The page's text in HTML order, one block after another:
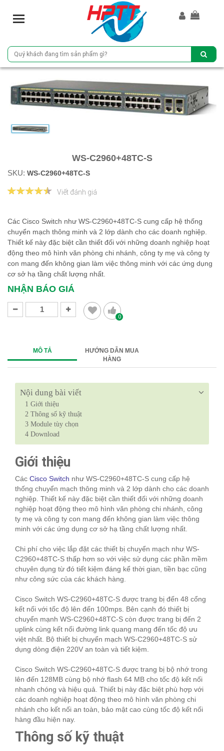
T
l
e
n
a
v
g
o
WS-C2960+48TC-S
SKU: WS-C2960+48TC-S
Viết đánh giá
Các Cisco Switch như WS-C2960+48TC-S cung cấp hệ thống
chuyển mạch thông minh và 2 lớp dành cho các doanh nghiệp.
Thiết kế này đặc biệt cần thiết đối với những doanh nghiệp hoạt
động theo mô hình văn phòng chi nhánh, công ty mẹ và công ty
con mang đến không gian làm việc thông minh với các ứng dụng
cơ sở hạ tầng chất lượng nhất.
NHẬN BÁO GIÁ
0
MÔ TẢ
HƯỚNG DẪN MUA
HÀNG
Nội dung bài viết
1 Giới thiệu
2 Thông số kỹ thuật
3 Module tùy chọn
4 Download
Giới thiệu
Các Cisco Switch như WS-C2960+48TC-S cung cấp hệ
thống chuyển mạch thông minh và 2 lớp dành cho các doanh
nghiệp. Thiết kế này đặc biệt cần thiết đối với những doanh
nghiệp hoạt động theo mô hình văn phòng chi nhánh, công
ty mẹ và công ty con mang đến không gian làm việc thông
minh với các ứng dụng cơ sở hạ tầng chất lượng nhất.
Chi phí cho việc lắp đặt các thiết bị chuyển mạch như WS-
C2960+48TC-S thấp hơn so với việc sử dụng các phần mềm
chuyên dụng từ đó tiết kiệm đáng kể thời gian, tiền bạc cũng
như công sức của các khách hàng.
Cisco Switch WS-C2960+48TC-S được trang bị đến 48 cổng
kết nối với tốc độ lên đến 100mps. Bên cạnh đó thiết bị
chuyển mạnh WS-C2960+48TC-S còn được trang bị đến 2
uplink cùng kết nối đường link quang mang đến tốc độ ưu
việt nhất. Bộ thiết bị chuyển mạch WS-C2960+48TC-S sử
dụng dòng điện 220V an toàn và tiết kiệm.
Cisco Switch WS-C2960+48TC-S được trang bị bộ nhớ trong
lên đến 128MB cùng bộ nhớ flash 64 MB cho tốc độ kết nối
nhanh chóng và hiệu quả. Thiết bị này đặc biệt phù hợp với
các doanh nghiệp hoạt động theo mô hình văn phòng chi
nhánh cho kết nối an toàn, bảo mật cao cùng tốc độ kết nối
hàng đầu hiện nay.
Thông số kỹ thuật